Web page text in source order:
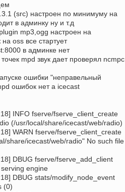
(src) настроен по минимуму на
в админку ну и т.д
mp3,ogg настроен на
oss все стартует
в админке нет
mpd звук дает проверял ncmpc
ошибки "неправельный
ошибок нет а icecast
INFO fserve/fserve_client_create
(/usr/local/share/icecast/web/radio)
WARN fserve/fserve_client_create
share/icecast/web/radio" No such file
DBUG fserve/fserve_add_client
engine
DBUG stats/modify_node_event
(0)